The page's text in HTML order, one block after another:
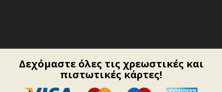
Δεχόμαστε όλες τις χρεωστικές και
πιστωτικές κάρτες!